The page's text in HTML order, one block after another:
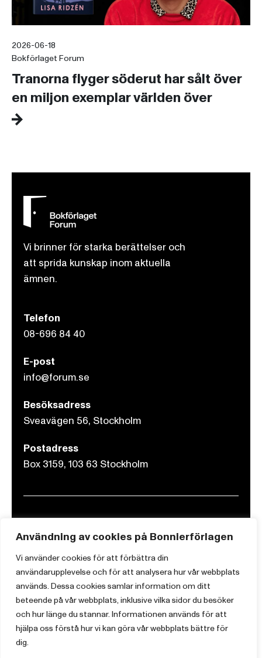
Användning av cookies på Bonnierförlagen
Vi använder cookies för att förbättra din
användarupplevelse och för att analysera hur vår webbplats
används. Dessa cookies samlar information om ditt
beteende på vår webbplats, inklusive vilka sidor du besöker
och hur länge du stannar. Informationen används för att
hjälpa oss förstå hur vi kan göra vår webbplats bättre för
dig.
2026-06-18
Bokförlaget Forum
Tranorna flyger söderut har sålt över
en miljon exemplar världen över
Vi brinner för starka berättelser och
att sprida kunskap inom aktuella
ämnen.
Telefon
08-696 84 40
E-post
info@forum.se
Besöksadress
Sveavägen 56, Stockholm
Postadress
Box 3159, 103 63 Stockholm
Integritetspolicy